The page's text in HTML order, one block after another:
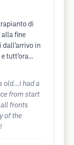
di
alla fine
in
tutt’ora…
old...I had a
from start
fronts
of the